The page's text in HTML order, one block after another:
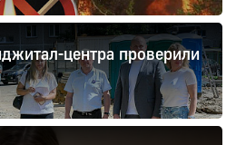
центра проверили